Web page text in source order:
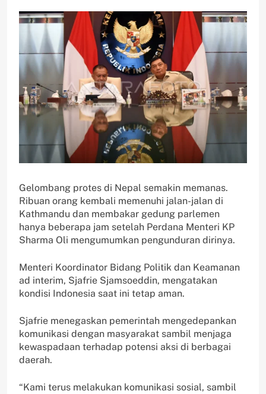
Gelombang protes di Nepal semakin memanas.
Ribuan orang kembali memenuhi jalan-jalan di
Kathmandu dan membakar gedung parlemen
hanya beberapa jam setelah Perdana Menteri KP
Sharma Oli mengumumkan pengunduran dirinya.
Menteri Koordinator Bidang Politik dan Keamanan
ad interim, Sjafrie Sjamsoeddin, mengatakan
kondisi Indonesia saat ini tetap aman.
Sjafrie menegaskan pemerintah mengedepankan
komunikasi dengan masyarakat sambil menjaga
kewaspadaan terhadap potensi aksi di berbagai
daerah.
“Kami terus melakukan komunikasi sosial, sambil